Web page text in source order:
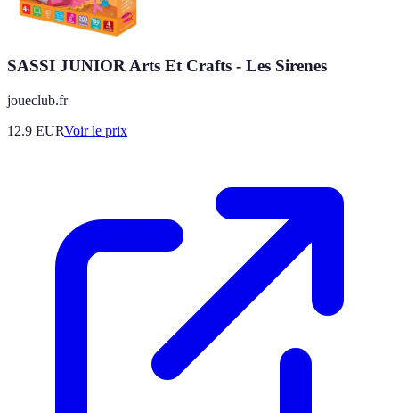
SASSI JUNIOR Arts Et Crafts - Les Sirenes
joueclub.fr
12.9 EURVoir le prix